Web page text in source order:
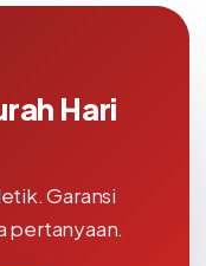
Hari
Garansi
pertanyaan.